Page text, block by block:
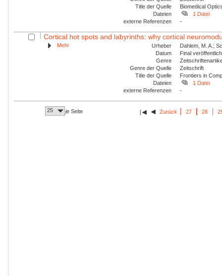
Title der Quelle
Biomedical
Dateien
1 Datei
externe Referenzen
-
Cortical hot spots and labyrinths: why cortical
Mehr Urheber
Dahlem, M. A.;
Datum
Final
Genre
Genre der Quelle
Zeitschrift
Title der Quelle
Frontiers in
Dateien
1 Datei
externe Referenzen
-
25 je Seite Zurück 27 28